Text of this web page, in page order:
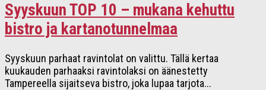
Syyskuun TOP 10 – mukana kehuttu
bistro ja kartanotunnelmaa
Syyskuun parhaat ravintolat on valittu. Tällä kertaa
kuukauden parhaaksi ravintolaksi on äänestetty
Tampereella sijaitseva bistro, joka lupaa tarjota...